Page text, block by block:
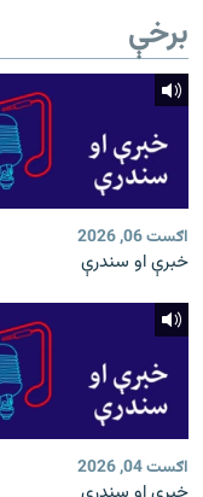
برخې
اګست 06, 2026
خبرې او سندرې
اګست 04, 2026